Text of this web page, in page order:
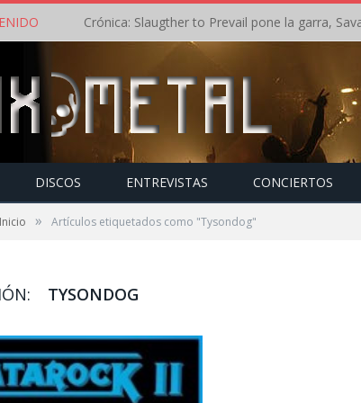
DISCOS ENTREVISTAS CONCIERTOS
Inicio » Artículos etiquetados como "Tysondog"
TYSONDOG